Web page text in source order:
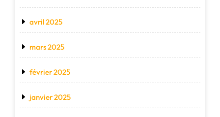
avril 2025
mars 2025
février 2025
janvier 2025